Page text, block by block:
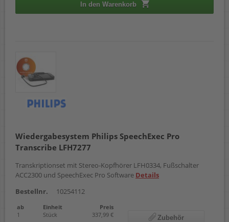
In den Warenkorb
Wiedergabesystem Philips SpeechExec Pro
Transcribe LFH7277
Transkriptionset mit Stereo-Kopfhörer LFH0334, Fußschalter
ACC2300 und SpeechExec Pro Software Details
Bestellnr.
10254112
ab Einheit
Preis
1
Stück 337,99 € Zubehör